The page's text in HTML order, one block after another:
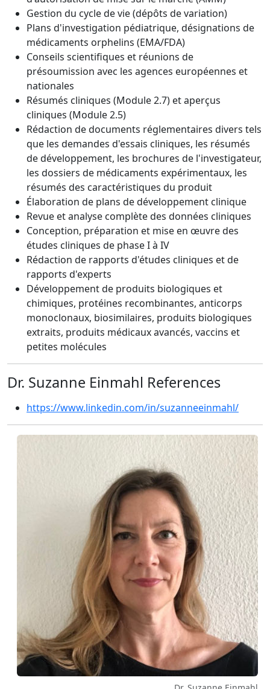
Gestion du cycle de vie (dépôts de variation)
Plans d'investigation pédiatrique, désignations de
médicaments orphelins (EMA/FDA)
Conseils scientifiques et réunions de
présoumission avec les agences européennes et
nationales
Résumés cliniques (Module 2.7) et aperçus
cliniques (Module 2.5)
Rédaction de documents réglementaires divers tels
que les demandes d'essais cliniques, les résumés
de développement, les brochures de l'investigateur,
les dossiers de médicaments expérimentaux, les
résumés des caractéristiques du produit
Élaboration de plans de développement clinique
Revue et analyse complète des données cliniques
Conception, préparation et mise en œuvre des
études cliniques de phase I à IV
Rédaction de rapports d'études cliniques et de
rapports d'experts
Développement de produits biologiques et
chimiques, protéines recombinantes, anticorps
monoclonaux, biosimilaires, produits biologiques
extraits, produits médicaux avancés, vaccins et
petites molécules
Dr. Suzanne Einmahl References
https://www.linkedin.com/in/suzanneeinmahl/